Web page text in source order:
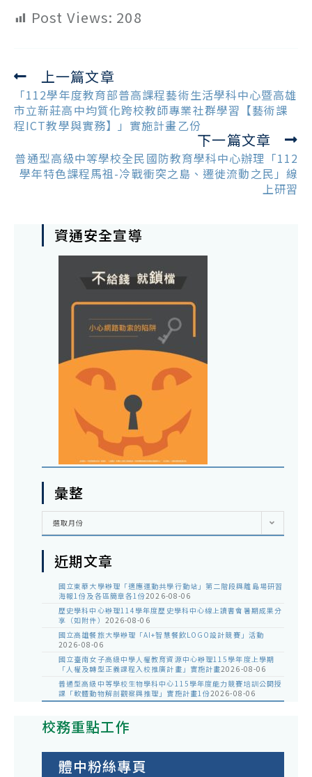
Post Views: 208
Read
more
articles
上一篇文章
「112學年度教育部普高課程藝術生活學科中心暨高雄
市立新莊高中均質化跨校教師專業社群學習【藝術課
程ICT教學與實務】」實施計畫乙份
下一篇文章
普通型高級中等學校全民國防教育學科中心辦理「112
學年特色課程馬祖-冷戰衝突之島、遷徙流動之民」線
上研習
資通安全宣導
彙整
彙
選取月份
近期文章
國立東華大學辦理「適應運動共學行動站」第二階段與離島場研習
海報1份及各區簡章各1份2026-08-06
歷史學科中心辦理114學年度歷史學科中心線上讀書會暑期成果分
享（如附件） 2026-08-06
國立高雄餐旅大學辦理「AI+智慧餐飲LOGO設計競賽」活動
2026-08-06
國立臺南女子高級中學人權教育資源中心辦理115學年度上學期
「人權及轉型正義課程入校推廣計畫」實施計畫2026-08-06
普通型高級中等學校生物學科中心115學年度能力競賽培訓公開授
課「軟體動物解剖觀察與推理」實施計畫1份2026-08-06
校務重點工作
體中粉絲專頁